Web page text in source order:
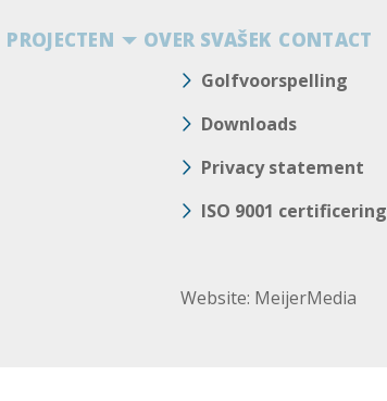
PROJECTEN OVER SVAŠEK CONTACT
Golfvoorspelling
Downloads
Privacy statement
ISO 9001 certificering
Website: MeijerMedia